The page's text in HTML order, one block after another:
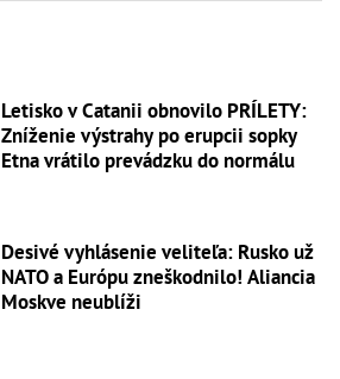
Letisko v Catanii obnovilo PRÍLETY:
Zníženie výstrahy po erupcii sopky
Etna vrátilo prevádzku do normálu
Desivé vyhlásenie veliteľa: Rusko už
NATO a Európu zneškodnilo! Aliancia
Moskve neublíži